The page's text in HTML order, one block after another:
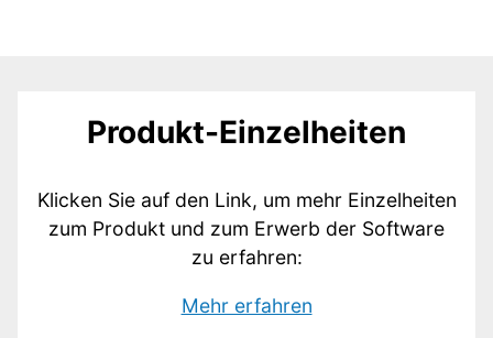
of
Produkt-Einzelheiten
Klicken Sie auf den Link, um mehr Einzelheiten
zum Produkt und zum Erwerb der Software
zu erfahren:
Mehr erfahren